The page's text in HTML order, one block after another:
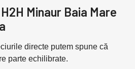
Minaur Baia Mare
directe putem spune că
parte echilibrate.